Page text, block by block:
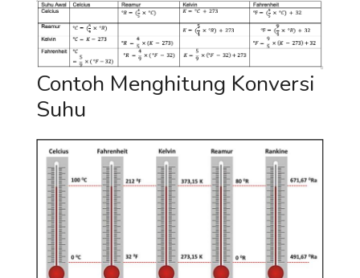
Contoh Menghitung Konversi
Suhu